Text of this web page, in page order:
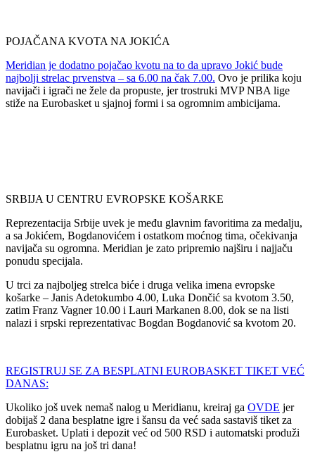
POJAČANA KVOTA NA JOKIĆA
Meridian je dodatno pojačao kvotu na to da upravo Jokić bude
najbolji strelac prvenstva – sa 6.00 na čak 7.00. Ovo je prilika koju
navijači i igrači ne žele da propuste, jer trostruki MVP NBA lige
stiže na Eurobasket u sjajnoj formi i sa ogromnim ambicijama.
SRBIJA U CENTRU EVROPSKE KOŠARKE
Reprezentacija Srbije uvek je među glavnim favoritima za medalju,
a sa Jokićem, Bogdanovićem i ostatkom moćnog tima, očekivanja
navijača su ogromna. Meridian je zato pripremio najširu i najjaču
ponudu specijala.
U trci za najboljeg strelca biće i druga velika imena evropske
košarke – Janis Adetokumbo 4.00, Luka Dončić sa kvotom 3.50,
zatim Franz Vagner 10.00 i Lauri Markanen 8.00, dok se na listi
nalazi i srpski reprezentativac Bogdan Bogdanović sa kvotom 20.
REGISTRUJ SE ZA BESPLATNI EUROBASKET TIKET VEĆ
DANAS:
Ukoliko još uvek nemaš nalog u Meridianu, kreiraj ga OVDE jer
dobijaš 2 dana besplatne igre i šansu da već sada sastaviš tiket za
Eurobasket. Uplati i depozit već od 500 RSD i automatski produži
besplatnu igru na još tri dana!